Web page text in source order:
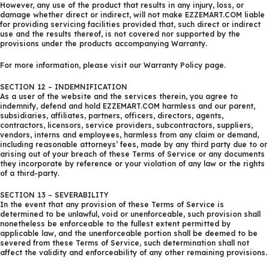
However, any use of the product that results in any injury, loss, or
damage whether direct or indirect, will not make EZZEMART.COM liable
for providing servicing facilities provided that, such direct or indirect
use and the results thereof, is not covered nor supported by the
provisions under the products accompanying Warranty.
For more information, please visit our Warranty Policy page.
SECTION 12 – INDEMNIFICATION
As a user of the website and the services therein, you agree to
indemnify, defend and hold EZZEMART.COM harmless and our parent,
subsidiaries, affiliates, partners, officers, directors, agents,
contractors, licensors, service providers, subcontractors, suppliers,
vendors, interns and employees, harmless from any claim or demand,
including reasonable attorneys’ fees, made by any third party due to or
arising out of your breach of these Terms of Service or any documents
they incorporate by reference or your violation of any law or the rights
of a third-party.
SECTION 13 – SEVERABILITY
In the event that any provision of these Terms of Service is
determined to be unlawful, void or unenforceable, such provision shall
nonetheless be enforceable to the fullest extent permitted by
applicable law, and the unenforceable portion shall be deemed to be
severed from these Terms of Service, such determination shall not
affect the validity and enforceability of any other remaining provisions.